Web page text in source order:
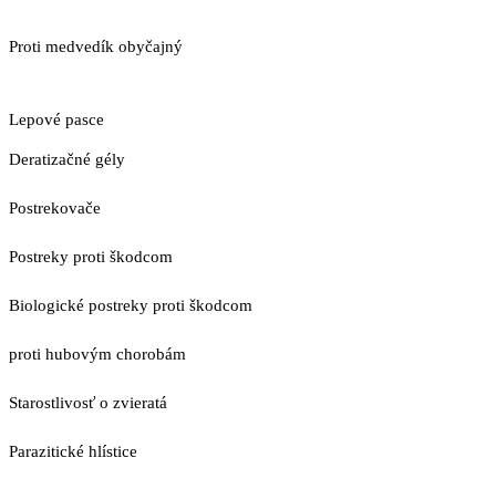
Proti medvedík obyčajný
Lepové pasce
Deratizačné gély
Postrekovače
Postreky proti škodcom
Biologické postreky proti škodcom
proti hubovým chorobám
Starostlivosť o zvieratá
Parazitické hlístice